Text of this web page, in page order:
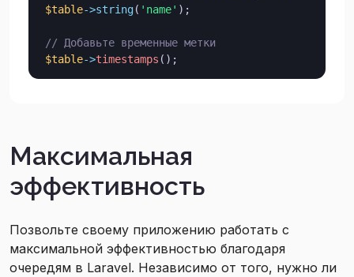
$table->string( 'name' ) ;
// Добавьте временные метки
$table->timestamps ( ) ;
Максимальная
эффективность
Позвольте своему приложению работать с
максимальной эффективностью благодаря
очередям в Laravel. Независимо от того, нужно ли